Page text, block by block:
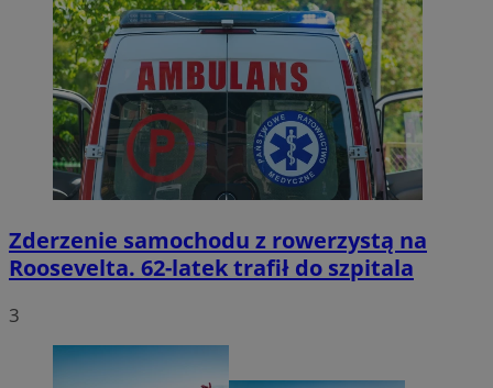
Zderzenie samochodu z rowerzystą na
Roosevelta. 62-latek trafił do szpitala
3